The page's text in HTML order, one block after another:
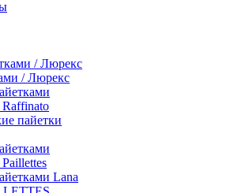
/ Люрекс
пайетки
Lana